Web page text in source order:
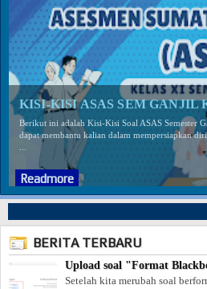
KISI-KISI ASAS SEM GANJIL
Berikut ini adalah Kisi-Kisi Soal ASAS Semester
dapat membantu kalian dalam mempersiapkan
Readmore
BERITA TERBARU
Upload soal "Format